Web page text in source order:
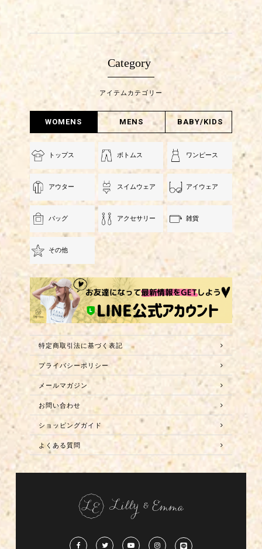
Category
アイテムカテゴリー
WOMENS MENS BABY/KIDS
トップス ボトムス ワンピース
アウター スイムウェア アイウェア
バッグ アクセサリー 雑貨
その他
特定商取引法に基づく表記
プライバシーポリシー
メールマガジン
お問い合わせ
ショッピングガイド
よくある質問